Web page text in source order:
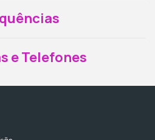
e Telefones